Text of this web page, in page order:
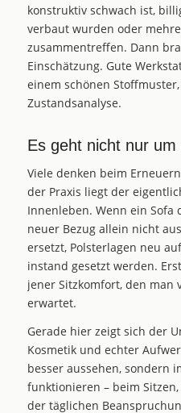
konstruktiv schwach ist,
verbaut wurden oder
zusammentreffen. Dann
Einschätzung. Gute
einem schönen
Zustandsanalyse.
Es geht nicht nur um
Viele denken beim
der Praxis liegt der
Innenleben. Wenn ein Sofa
neuer Bezug allein nicht
ersetzt, Polsterlagen neu
instand gesetzt werden.
jener Sitzkomfort, den man
erwartet.
Gerade hier zeigt sich der
Kosmetik und echter
besser aussehen, sondern
funktionieren – beim
der täglichen